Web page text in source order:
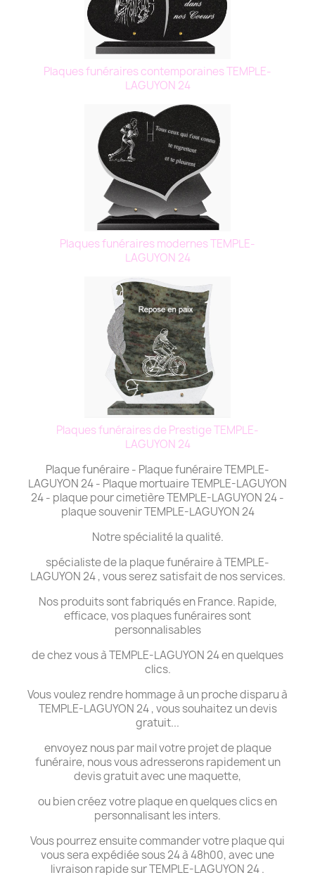
Plaques funéraires contemporaines TEMPLE-
LAGUYON 24
Plaques funéraires modernes TEMPLE-
LAGUYON 24
Plaques funéraires de Prestige TEMPLE-
LAGUYON 24
Plaque funéraire - Plaque funéraire TEMPLE-
LAGUYON 24 - Plaque mortuaire TEMPLE-LAGUYON
24 - plaque pour cimetière TEMPLE-LAGUYON 24 -
plaque souvenir TEMPLE-LAGUYON 24
Notre spécialité la qualité.
spécialiste de la plaque funéraire à TEMPLE-
LAGUYON 24 , vous serez satisfait de nos services.
Nos produits sont fabriqués en France. Rapide,
efficace, vos plaques funéraires sont
personnalisables
de chez vous à TEMPLE-LAGUYON 24 en quelques
clics.
Vous voulez rendre hommage à un proche disparu à
TEMPLE-LAGUYON 24 , vous souhaitez un devis
gratuit...
envoyez nous par mail votre projet de plaque
funéraire, nous vous adresserons rapidement un
devis gratuit avec une maquette,
ou bien créez votre plaque en quelques clics en
personnalisant les inters.
Vous pourrez ensuite commander votre plaque qui
vous sera expédiée sous 24 à 48h00, avec une
livraison rapide sur TEMPLE-LAGUYON 24 .